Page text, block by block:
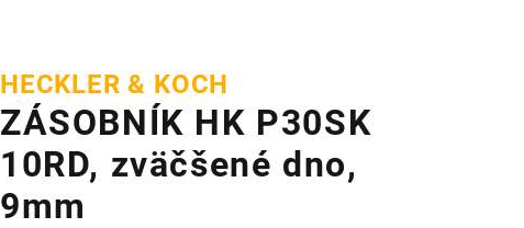
HECKLER & KOCH
ZÁSOBNÍK HK P30SK
10RD, zväčšené dno,
9mm